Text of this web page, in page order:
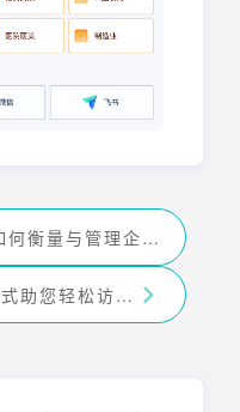
员工离职率：如何衡量与管理企业的人力资源流动？
乐才登录：多种方式助您轻松访问，数据应用快速上手